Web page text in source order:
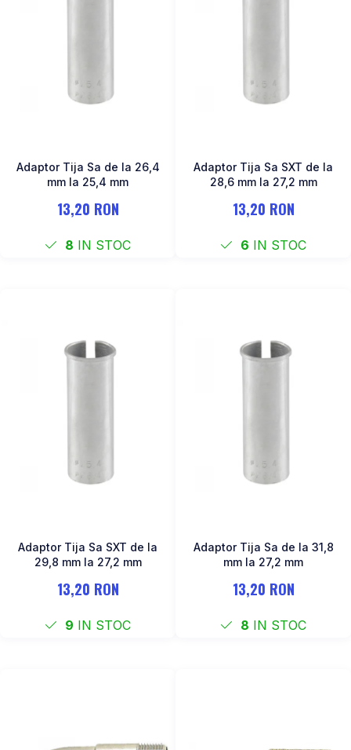
Adaptor Tija Sa de la 26,4
mm la 25,4 mm
13,20 RON
8 IN STOC
Adaptor Tija Sa SXT de la
28,6 mm la 27,2 mm
13,20 RON
6 IN STOC
Adaptor Tija Sa SXT de la
29,8 mm la 27,2 mm
13,20 RON
9 IN STOC
Adaptor Tija Sa de la 31,8
mm la 27,2 mm
13,20 RON
8 IN STOC